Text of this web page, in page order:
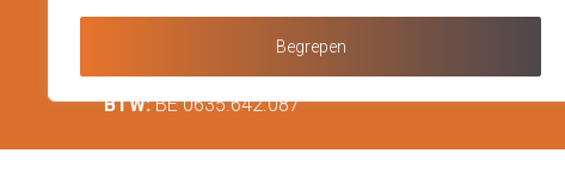
Begrepen
Email: info@juvawebdesign.be
+32 495 51 16 13
BTW:BE 0635.642.087